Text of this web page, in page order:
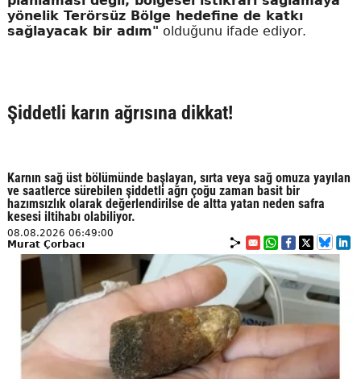
yönelik Terörsüz Bölge hedefine de katkı
sağlayacak bir adım" olduğunu ifade ediyor.
Şiddetli karın ağrısına dikkat!
Karnın sağ üst bölümünde başlayan, sırta veya sağ omuza yayılan
ve saatlerce sürebilen şiddetli ağrı çoğu zaman basit bir
hazımsızlık olarak değerlendirilse de altta yatan neden safra
kesesi iltihabı olabiliyor.
08.08.2026 06:49:00
Murat Çorbacı